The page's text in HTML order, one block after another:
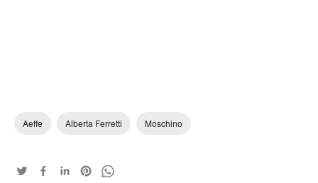
Aeffe Alberta Ferretti Moschino